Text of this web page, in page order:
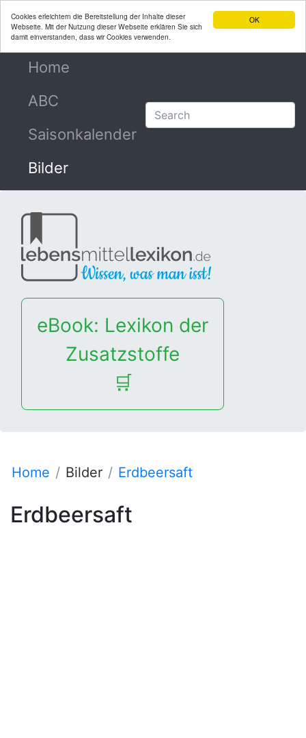
OK
Cookies erleichtern die Bereitstellung der Inhalte dieser
Webseite. Mit der Nutzung dieser Webseite erklären Sie sich
damit einverstanden, dass wir Cookies verwenden.
Home
ABC
Saisonkalender
Bilder
eBook: Lexikon der
Zusatzstoffe
🛒
Home Bilder Erdbeersaft
Erdbeersaft